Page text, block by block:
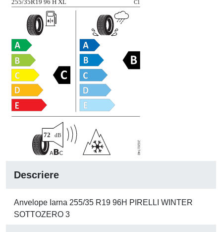
Descriere
Anvelope Iarna 255/35 R19 96H PIRELLI WINTER
SOTTOZERO 3